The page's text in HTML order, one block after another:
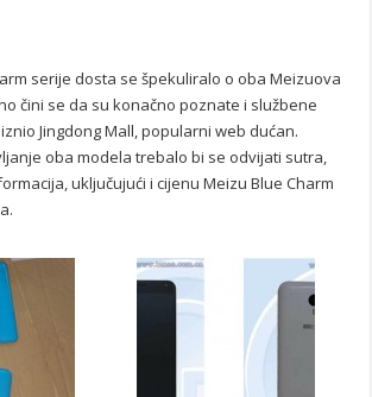
serije dosta se špekuliralo o oba Meizuova
čini se da su konačno poznate i službene
Jingdong Mall, popularni web dućan.
oba modela trebalo bi se odvijati sutra,
uključujući i cijenu Meizu Blue Charm